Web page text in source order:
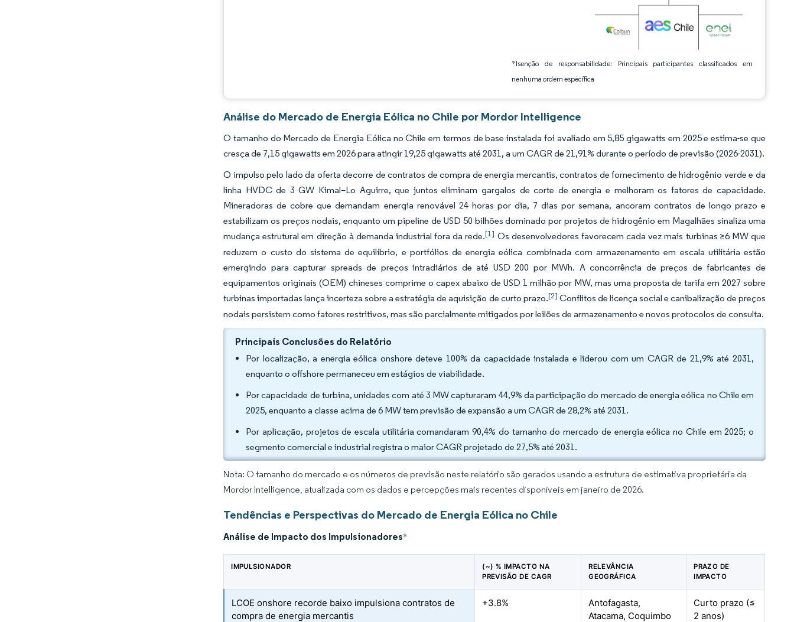
*Isenção de responsabilidade: Principais participantes classificados em
nenhuma ordem específica
Análise do Mercado de Energia Eólica no Chile por Mordor Intelligence
O tamanho do Mercado de Energia Eólica no Chile em termos de base instalada foi avaliado em 5,85 gigawatts em 2025 e estima-se que
cresça de 7,15 gigawatts em 2026 para atingir 19,25 gigawatts até 2031, a um CAGR de 21,91% durante o período de previsão (2026-2031).
O impulso pelo lado da oferta decorre de contratos de compra de energia mercantis, contratos de fornecimento de hidrogênio verde e da
linha HVDC de 3 GW Kimal–Lo Aguirre, que juntos eliminam gargalos de corte de energia e melhoram os fatores de capacidade.
Mineradoras de cobre que demandam energia renovável 24 horas por dia, 7 dias por semana, ancoram contratos de longo prazo e
estabilizam os preços nodais, enquanto um pipeline de USD 50 bilhões dominado por projetos de hidrogênio em Magalhães sinaliza uma
mudança estrutural em direção à demanda industrial fora da rede.[1] Os desenvolvedores favorecem cada vez mais turbinas ≥6 MW que
reduzem o custo do sistema de equilíbrio, e portfólios de energia eólica combinada com armazenamento em escala utilitária estão
emergindo para capturar spreads de preços intradiários de até USD 200 por MWh. A concorrência de preços de fabricantes de
equipamentos originais (OEM) chineses comprime o capex abaixo de USD 1 milhão por MW, mas uma proposta de tarifa em 2027 sobre
turbinas importadas lança incerteza sobre a estratégia de aquisição de curto prazo.[2] Conflitos de licença social e canibalização de preços
nodais persistem como fatores restritivos, mas são parcialmente mitigados por leilões de armazenamento e novos protocolos de consulta.
Principais Conclusões do Relatório
Por localização, a energia eólica onshore deteve 100% da capacidade instalada e liderou com um CAGR de 21,9% até 2031,
enquanto o offshore permaneceu em estágios de viabilidade.
Por capacidade de turbina, unidades com até 3 MW capturaram 44,9% da participação do mercado de energia eólica no Chile em
2025, enquanto a classe acima de 6 MW tem previsão de expansão a um CAGR de 28,2% até 2031.
Por aplicação, projetos de escala utilitária comandaram 90,4% do tamanho do mercado de energia eólica no Chile em 2025; o
segmento comercial e industrial registra o maior CAGR projetado de 27,5% até 2031.
Nota: O tamanho do mercado e os números de previsão neste relatório são gerados usando a estrutura de estimativa proprietária da
Mordor Intelligence, atualizada com os dados e percepções mais recentes disponíveis em janeiro de 2026.
Tendências e Perspectivas do Mercado de Energia Eólica no Chile
Análise de Impacto dos Impulsionadores*
IMPULSIONADOR
(~) % IMPACTO NA
PREVISÃO DE CAGR
RELEVÂNCIA
GEOGRÁFICA
PRAZO DE
IMPACTO
LCOE onshore recorde baixo impulsiona contratos de
compra de energia mercantis
+3.8%
Antofagasta,
Atacama, Coquimbo
Curto prazo (≤
2 anos)